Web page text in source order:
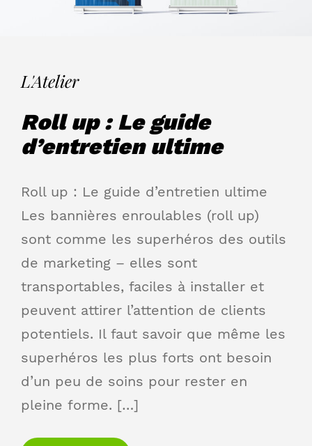
L'Atelier
Roll up : Le guide
d’entretien ultime
Roll up : Le guide d’entretien ultime
Les bannières enroulables (roll up)
sont comme les superhéros des outils
de marketing – elles sont
transportables, faciles à installer et
peuvent attirer l’attention de clients
potentiels. Il faut savoir que même les
superhéros les plus forts ont besoin
d’un peu de soins pour rester en
pleine forme. […]